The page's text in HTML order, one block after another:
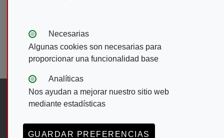
Tipos de cookies:
Necesarias
Algunas cookies son necesarias para
proporcionar una funcionalidad base
Analíticas
Nos ayudan a mejorar nuestro sitio web
mediante estadísticas
GUARDAR PREFERENCIAS
Paginación
Síguenos en:
Abre en ventana nueva. Ir a facebook de
Abre en ventana nueva. Ir a twitter
(Abre en nueva ventana)
Abre en ventana nueva. Ir a
(Abre en nueva ventana)
Abre en ventana nueva.
(Abre en nueva ventana)